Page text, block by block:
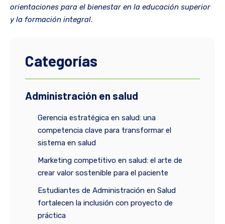
orientaciones para el bienestar en la educación superior
y la formación integral.
Categorías
Administración en salud
Gerencia estratégica en salud: una
competencia clave para transformar el
sistema en salud
Marketing competitivo en salud: el arte de
crear valor sostenible para el paciente
Estudiantes de Administración en Salud
fortalecen la inclusión con proyecto de
práctica